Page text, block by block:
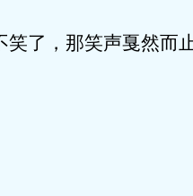
了，那笑声戛然而